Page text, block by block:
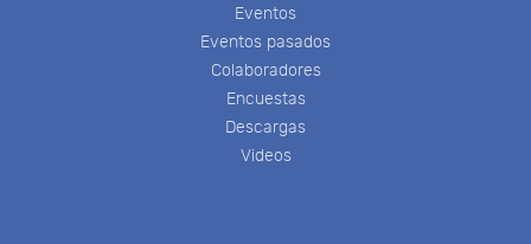
Eventos
Eventos pasados
Colaboradores
Encuestas
Descargas
Videos